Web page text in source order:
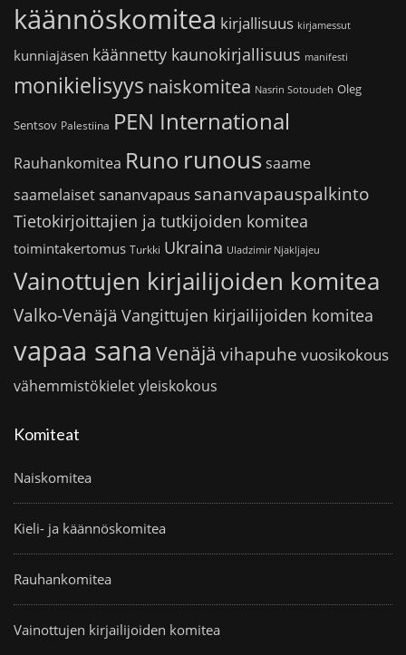
käännöskomitea kirjallisuus kirjamessut
kunniajäsen käännetty kaunokirjallisuus manifesti
monikielisyys naiskomitea Nasrin Sotoudeh Oleg
Sentsov Palestiina PEN International
Rauhankomitea Runo runoussaame
saamelaiset sananvapaus sananvapauspalkinto
Tietokirjoittajien ja tutkijoiden komitea
toimintakertomus Turkki Ukraina Uladzimir Njakljajeu
Vainottujen kirjailijoiden komitea
Valko-Venäjä Vangittujen kirjailijoiden komitea
vapaa sana Venäjä vihapuhe vuosikokous
vähemmistökieletyleiskokous
Komiteat
Naiskomitea
Kieli- ja käännöskomitea
Rauhankomitea
Vainottujen kirjailijoiden komitea